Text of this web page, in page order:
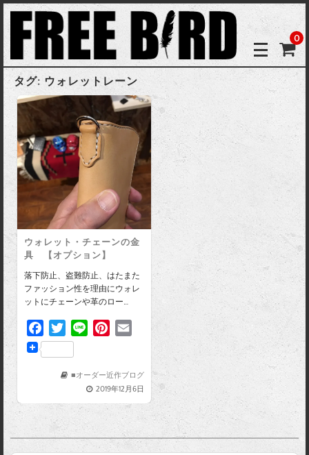
0
タグ: ウォレットレーン
ウォレット・チェーンの金
具 【オプション】
落下防止、盗難防止、はたまた
ファッション性を理由にウォレ
ットにチェーンや革のロー…
a
c
w
i
t
e
t
e
s
i
l
■オーダー近作ブログ
2019年12月6日